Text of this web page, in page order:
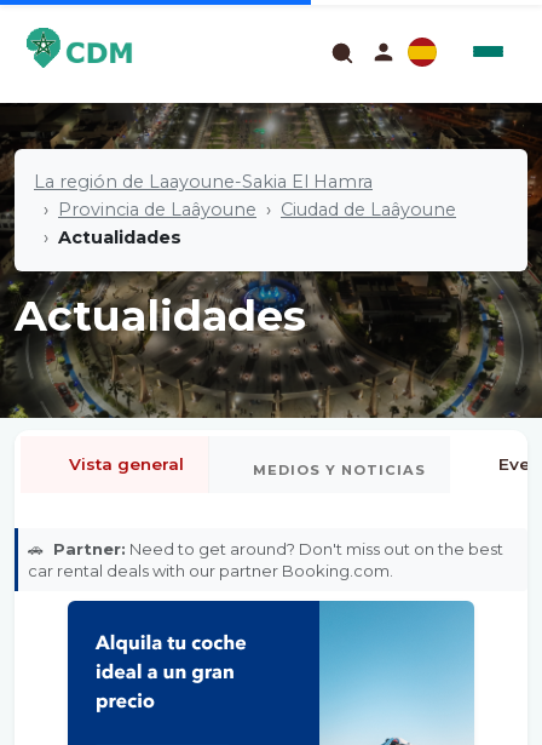
La región de Laayoune-Sakia El Hamra
Provincia de Laâyoune
Ciudad de Laâyoune
Actualidades
Actualidades
Vista general MEDIOS Y NOTICIAS
🚗 Partner: Need to get around? Don't miss out on the best
car rental deals with our partner Booking.com.